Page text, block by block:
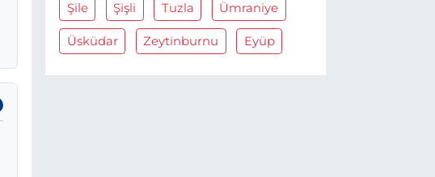
Şile Şişli Tuzla Ümraniye
Üsküdar Zeytinburnu Eyüp